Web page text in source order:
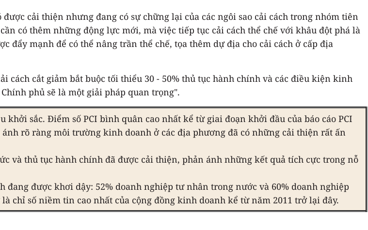
cải thiện nhưng đang có sự chững lại của các ngôi sao cải cách trong nhóm tiên
có thêm những động lực mới, mà việc tiếp tục cải cách thể chế với khâu đột phá là
đẩy mạnh để có thể nâng trần thể chế, tọa thêm dự địa cho cải cách ở cấp địa
cách cắt giảm bắt buộc tối thiểu 30 - 50% thủ tục hành chính và các điều kiện kinh
phủ sẽ là một giải pháp quan trọng".
khởi sắc. Điểm số PCI bình quân cao nhất kể từ giai đoạn khởi đầu của báo cáo PCI
rõ ràng môi trường kinh doanh ở các địa phương đã có những cải thiện rất ấn
và thủ tục hành chính đã được cải thiện, phản ánh những kết quả tích cực trong nỗ
được khơi dậy: 52% doanh nghiệp tư nhân trong nước và 60% doanh nghiệp
chỉ số niềm tin cao nhất của cộng đồng kinh doanh kể từ năm 2011 trở lại đây.